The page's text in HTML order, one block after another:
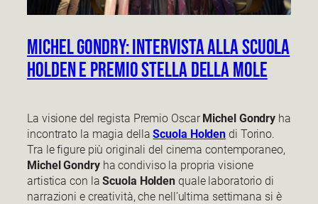
Michel Gondry: intervista alla Scuola
Holden e premio Stella della Mole
La visione del regista Premio OscarMichel Gondry ha
incontrato la magia dellaScuola Holden di Torino.
Tra le figure più originali del cinema contemporaneo,
Michel Gondryha condiviso la propria visione
artistica con laScuola Holden quale laboratorio di
narrazioni e creatività, che nell’ultima settimana si è